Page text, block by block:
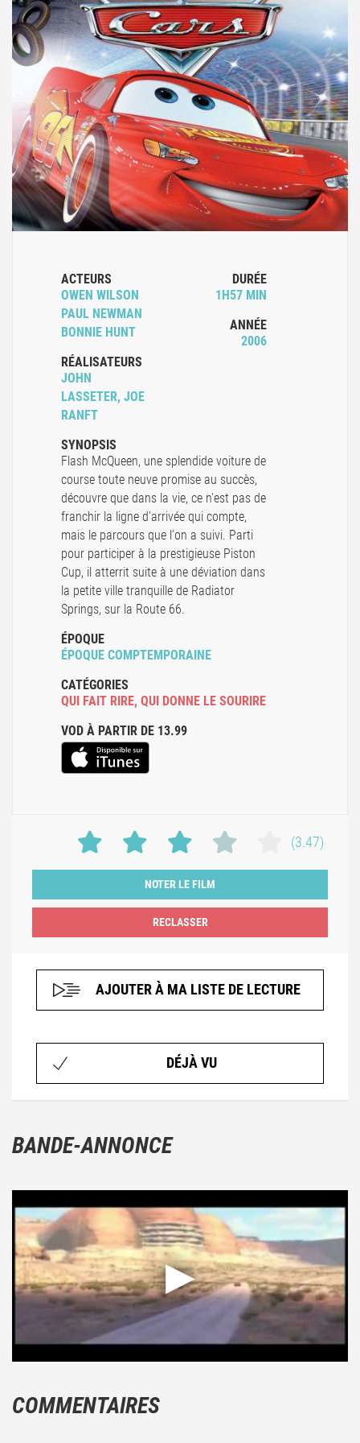
ACTEURS
OWEN WILSON
PAUL NEWMAN
BONNIE HUNT
RÉALISATEURS
JOHN
LASSETER, JOE
RANFT
DURÉE
1H57 MIN
ANNÉE
2006
SYNOPSIS
Flash McQueen, une splendide voiture de
course toute neuve promise au succès,
découvre que dans la vie, ce n'est pas de
franchir la ligne d'arrivée qui compte,
mais le parcours que l'on a suivi. Parti
pour participer à la prestigieuse Piston
Cup, il atterrit suite à une déviation dans
la petite ville tranquille de Radiator
Springs, sur la Route 66.
ÉPOQUE
ÉPOQUE COMPTEMPORAINE
CATÉGORIES
QUI FAIT RIRE, QUI DONNE LE SOURIRE
VOD À PARTIR DE 13.99
(3.47)
NOTER LE FILM
AJOUTER À MA LISTE DE LECTURE
DÉJÀ VU
BANDE-ANNONCE
COMMENTAIRES